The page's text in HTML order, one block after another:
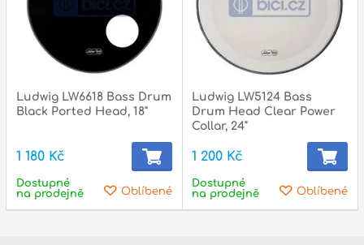
Ludwig LW6618 Bass Drum
Black Ported Head, 18"
1 180 Kč
Oblíbené
Dostupné
na prodejně
Ludwig LW5124 Bass
Drum Head Clear Power
Collar, 24"
1 200 Kč
Oblíbené
Dostupné
na prodejně